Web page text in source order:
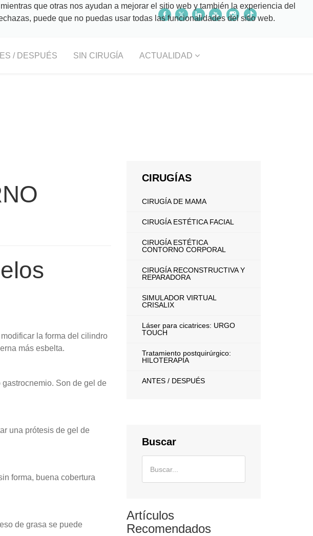
/ DESPUÉS SIN CIRUGÍA ACTUALIDAD
la forma del cilindro
más esbelta.
Son de gel de
una prótesis de gel de
forma, buena cobertura
de grasa se puede
CIRUGÍAS
CIRUGÍA DE MAMA
CIRUGÍA ESTÉTICA FACIAL
CIRUGÍA ESTÉTICA
CONTORNO CORPORAL
CIRUGÍA RECONSTRUCTIVA Y
REPARADORA
SIMULADOR VIRTUAL
CRISALIX
Láser para cicatrices: URGO
TOUCH
Tratamiento postquirúrgico:
HILOTERAPIA
ANTES / DESPUÉS
Buscar
Artículos
Recomendados
que otras nos ayudan a mejorar el sitio web y también la experiencia del
puede que no puedas usar todas las funcionalidades del sitio web.